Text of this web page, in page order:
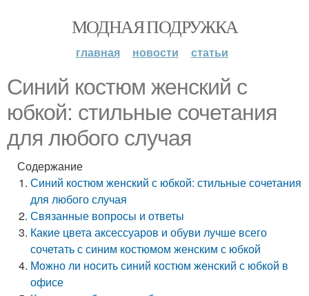
МОДНАЯ ПОДРУЖКА
главная новости статьи
Синий костюм женский с
юбкой: стильные сочетания
для любого случая
Содержание
Синий костюм женский с юбкой: стильные сочетания
для любого случая
Связанные вопросы и ответы
Какие цвета аксессуаров и обуви лучше всего
сочетать с синим костюмом женским с юбкой
Можно ли носить синий костюм женский с юбкой в
офисе